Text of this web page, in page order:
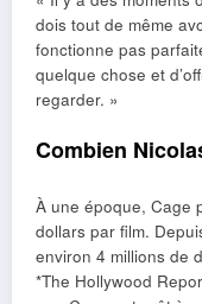
dois tout de même
fonctionne pas
quelque chose et
regarder. »
Combien
À une époque, Cage
dollars par film.
environ 4 millions de
*The Hollywood